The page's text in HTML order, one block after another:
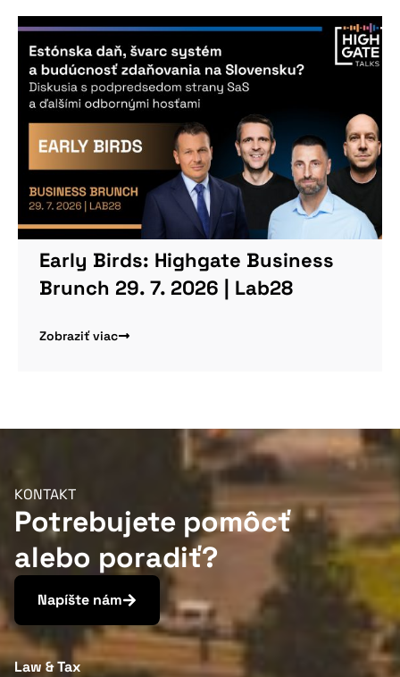
Early Birds: Highgate Business
Brunch 29. 7. 2026 | Lab28
Zobraziť viac
KONTAKT
Potrebujete pomôcť
alebo poradiť?
Napíšte nám
Law & Tax